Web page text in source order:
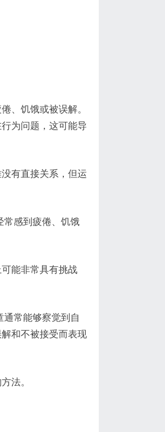
、饥饿或被误解。
为问题，这可能导
有直接关系，但运
常感到疲倦、饥饿
能非常具有挑战
常能够察觉到自
和不被接受而表现
法。